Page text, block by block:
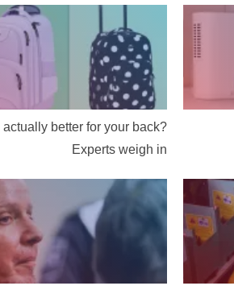
better for your back?
Experts weigh in